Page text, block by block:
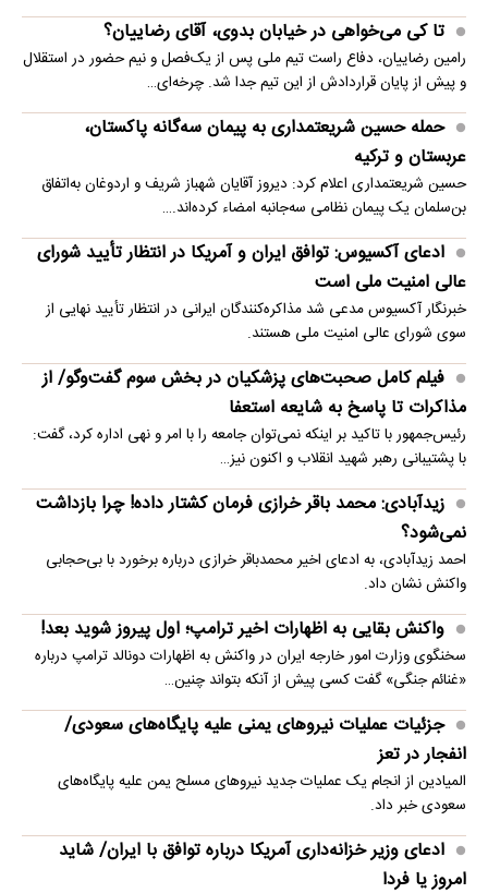
تا کی می‌خواهی در خیابان بدوی، آقای رضاییان؟
رامین رضاییان، دفاع راست تیم ملی پس از یک‌فصل و نیم حضور در استقلال
و پیش از پایان قراردادش از این تیم جدا شد. چرخه‌ای…
حمله حسین شریعتمداری به پیمان سه‌گانه پاکستان،
عربستان و ترکیه
حسین شریعتمداری اعلام کرد: دیروز آقایان شهباز شریف و اردوغان به‌اتفاق
بن‌سلمان یک پیمان نظامی سه‌جانبه امضاء کرده‌اند.…
ادعای آکسیوس: توافق ایران و آمریکا در انتظار تأیید شورای
عالی امنیت ملی است
خبرنگار آکسیوس مدعی شد مذاکره‌کنندگان ایرانی در انتظار تأیید نهایی از
سوی شورای عالی امنیت ملی هستند.
فیلم کامل صحبت‌های پزشکیان در بخش سوم گفت‌وگو/ از
مذاکرات تا پاسخ به شایعه استعفا
رئیس‌جمهور با تاکید بر اینکه نمی‌توان جامعه را با امر و نهی اداره کرد، گفت:
با پشتیبانی رهبر شهید انقلاب و اکنون نیز…
زیدآبادی: محمد باقر خرازی فرمان کشتار داده! چرا بازداشت
نمی‌شود؟
احمد زیدآبادی، به ادعای اخیر محمدباقر خرازی درباره برخورد با بی‌حجابی
واکنش نشان داد.
واکنش بقایی به اظهارات اخیر ترامپ؛ اول پیروز شوید بعد!
سخنگوی وزارت امور خارجه ایران در واکنش به اظهارات دونالد ترامپ درباره
«غنائم جنگی» گفت کسی پیش از آنکه بتواند چنین…
جزئیات عملیات نیروهای یمنی علیه پایگاه‌های سعودی/
انفجار در تعز
المیادین از انجام یک عملیات جدید نیروهای مسلح یمن علیه پایگاه‌های
سعودی خبر داد.
ادعای وزیر خزانه‌داری آمریکا درباره توافق با ایران/ شاید
امروز یا فردا